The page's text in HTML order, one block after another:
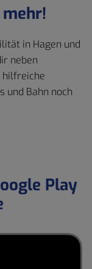
mehr!
in Hagen und
neben
hilfreiche
und Bahn noch
Play